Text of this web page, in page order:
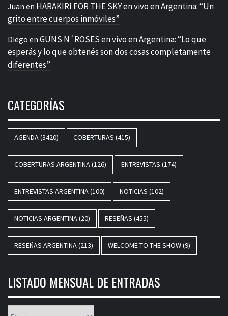
Juan en HARAKIRI FOR THE SKY en vivo en Argentina: “Un
grito entre cuerpos inmóviles”
Diego en GUNS N´ROSES en vivo en Argentina: “Lo que
esperás y lo que obtenés son dos cosas completamente
diferentes”
CATEGORÍAS
AGENDA(3420) COBERTURAS (415)
COBERTURAS ARGENTINA(126) ENTREVISTAS (174)
ENTREVISTAS ARGENTINA(100) NOTICIAS (102)
NOTICIAS ARGENTINA(20) RESEÑAS (455)
RESEÑAS ARGENTINA(213) WELCOME TO THE SHOW(9)
LISTADO MENSUAL DE ENTRADAS